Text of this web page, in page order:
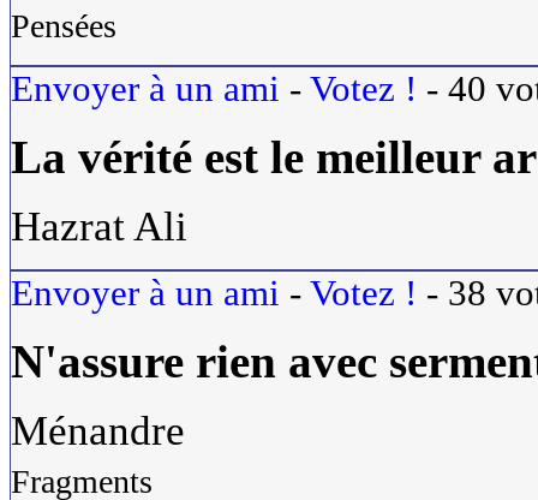
Pensées
Envoyer à un ami - Votez ! - 40
La vérité est le meilleur
Hazrat Ali
Envoyer à un ami - Votez ! - 38
N'assure rien avec
Ménandre
Fragments